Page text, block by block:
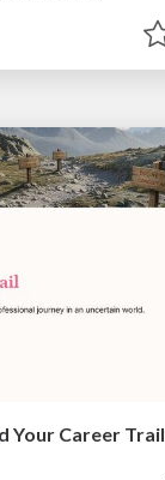
Your Career Trail